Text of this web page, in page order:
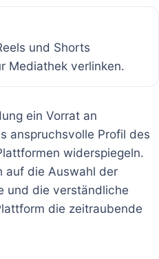
und Shorts
Mediathek verlinken.
ein Vorrat an
anspruchsvolle Profil des
widerspiegeln.
auf die Auswahl der
und die verständliche
die zeitraubende